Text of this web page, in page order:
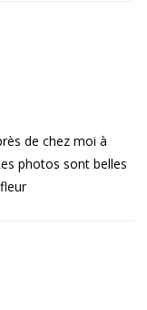
de chez moi à
photos sont belles